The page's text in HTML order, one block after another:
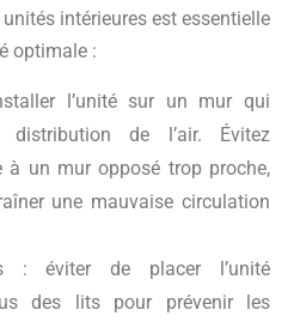
intérieures est essentielle
optimale :
l’unité sur un mur qui
de l’air. Évitez
à un mur opposé trop proche,
une mauvaise circulation
: éviter de placer l’unité
des lits pour prévenir les